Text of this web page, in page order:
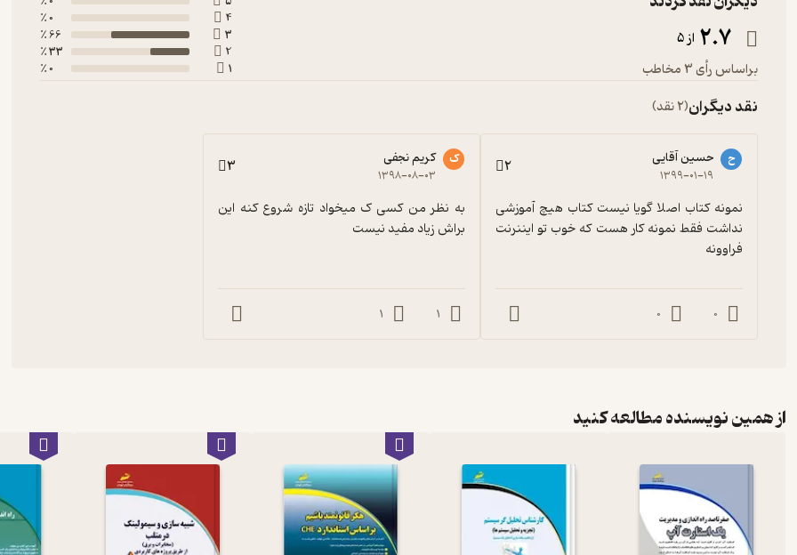
2.7 از 5
براساس رأی 3 مخاطب
4
0 ٪
3
66 ٪
2
33 ٪
1
0 ٪
نقد دیگران(2 نقد)
ح حسین آقایی
۱۳۹۹-۰۱-۱۹ 2
فراوونه
0
0
ک کریم نجفی
۱۳۹۸-۰۸-۰۳ 3
براش زیاد مفید نیست
1
1
از همین نویسنده مطالعه کنید